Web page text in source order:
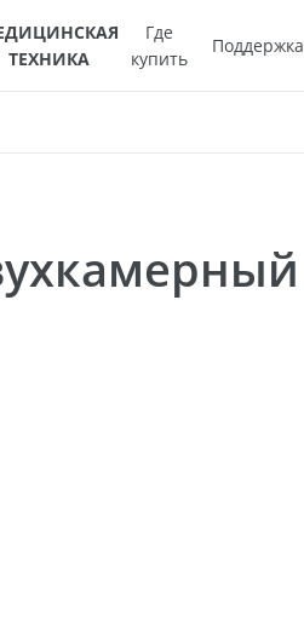
ТЕХНИКА
Где
купить
Поддержка